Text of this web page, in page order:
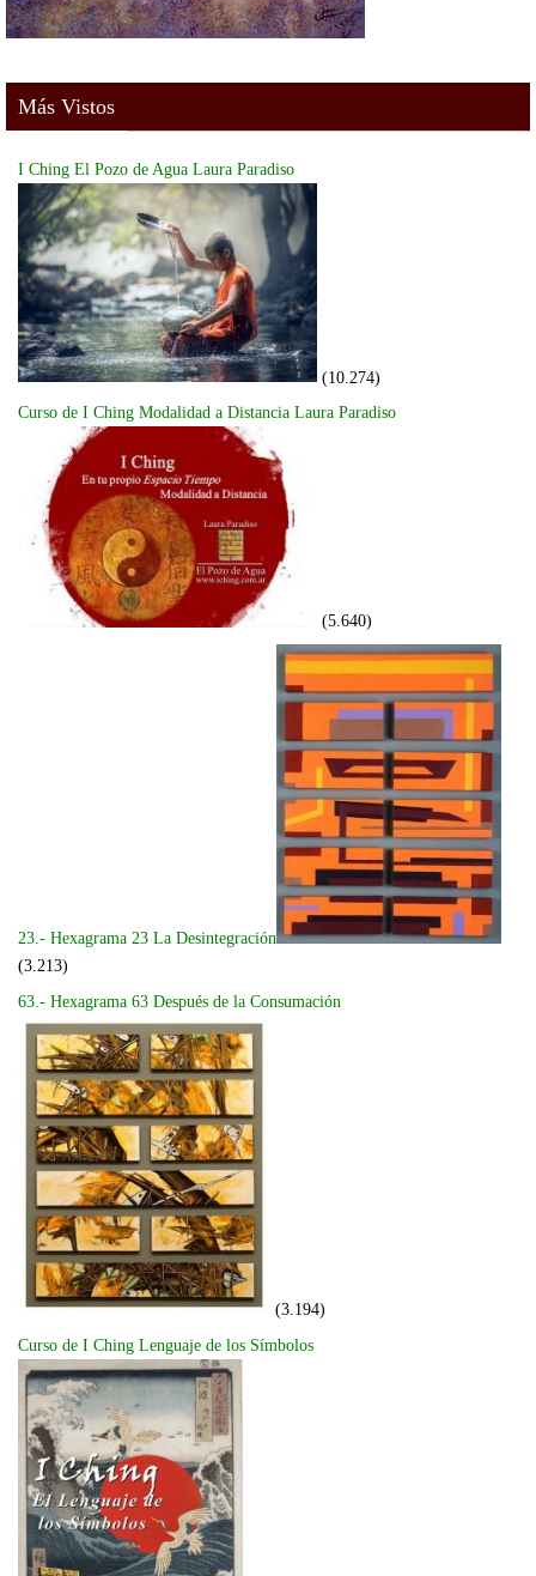
Más Vistos
I Ching El Pozo de Agua Laura Paradiso
(10.274)
Curso de I Ching Modalidad a Distancia Laura Paradiso
(5.640)
23.- Hexagrama 23 La Desintegración
(3.213)
63.- Hexagrama 63 Después de la Consumación
(3.194)
Curso de I Ching Lenguaje de los Símbolos